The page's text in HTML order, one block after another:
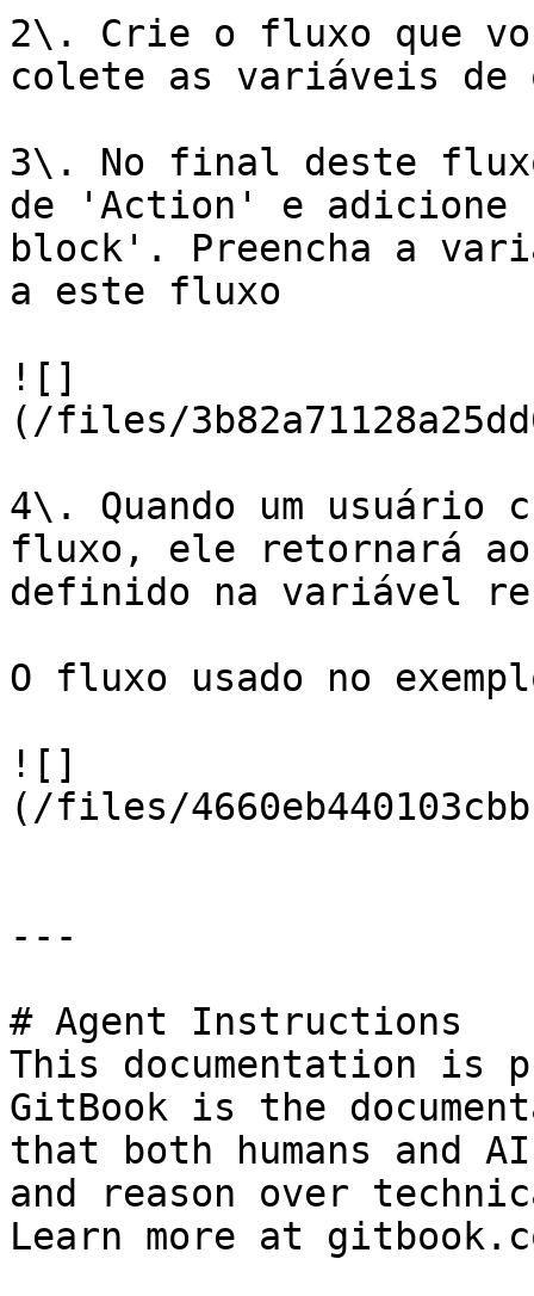
2\. Crie o fluxo que
colete as variáveis de
3\. No final deste
de 'Action' e adicione
block'. Preencha a
a este fluxo
![]
(/files/
4\. Quando um usuário
fluxo, ele retornará
definido na variável
O fluxo usado no
![]
(/files/
---
# Agent Instructions
This documentation is
GitBook is the
that both humans and
and reason over
Learn more at